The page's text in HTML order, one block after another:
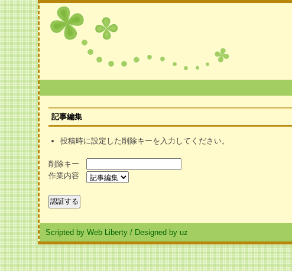
記事編集
投稿時に設定した削除キーを入力してください。
削除キー
作業内容
Scripted by Web Liberty / Designed by uz